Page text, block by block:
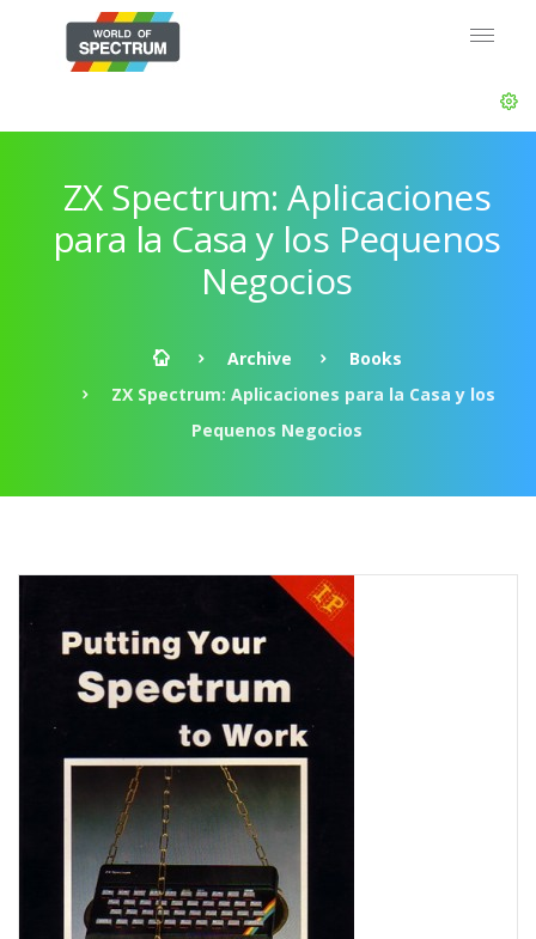
ZX Spectrum: Aplicaciones
para la Casa y los Pequenos
Negocios
Archive
Books
ZX Spectrum: Aplicaciones para la Casa y los
Pequenos Negocios